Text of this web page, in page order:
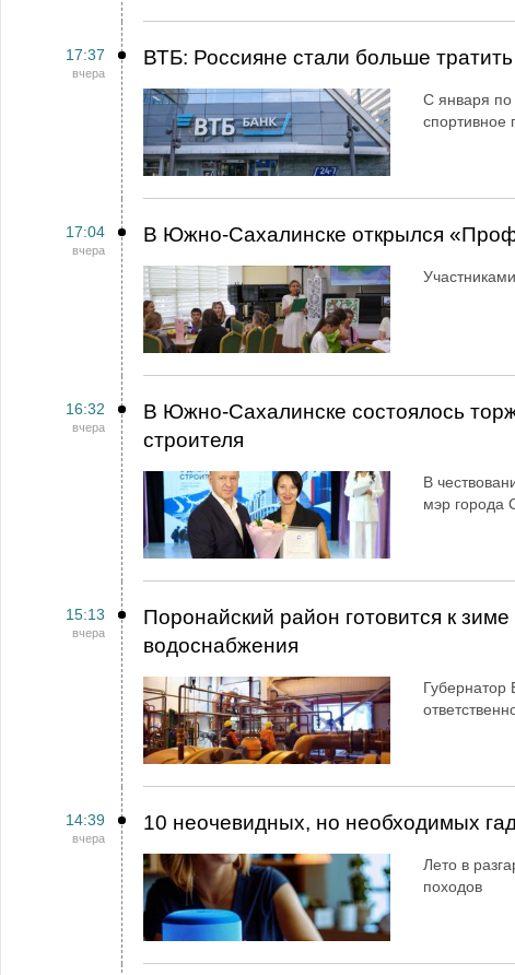
17:37
вчера
ВТБ: Россияне стали больше
С января по
спортивное
17:04
вчера
В Южно-Сахалинске открылся
16:32
вчера
В Южно-Сахалинске состоялось
строителя
В
мэр города
15:13
вчера
Поронайский район готовится к
водоснабжения
Губернатор
14:39
вчера
10 неочевидных, но необходимых
Лето в
походов